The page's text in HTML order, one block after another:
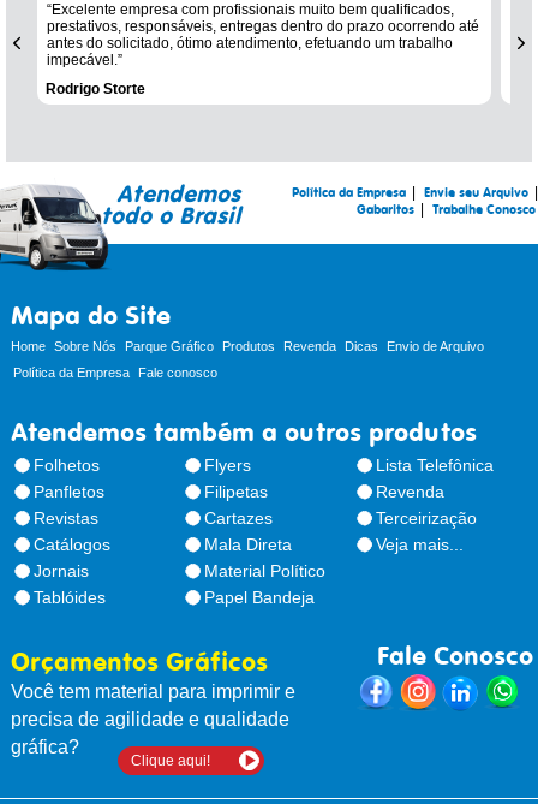
“Excelente empresa com profissionais muito bem qualificados,
prestativos, responsáveis, entregas dentro do prazo ocorrendo até
antes do solicitado, ótimo atendimento, efetuando um trabalho
impecável.”
Rodrigo Storte
Atendemos
todo o Brasil
Política da Empresa Envie seu Arquivo
Gabaritos Trabalhe Conosco
Mapa do Site
Home Sobre Nós Parque Gráfico Produtos Revenda Dicas
Envio de Arquivo
Política da Empresa
Fale conosco
Atendemos também a outros produtos
Folhetos
Panfletos
Revistas
Catálogos
Jornais
Tablóides
Flyers
Filipetas
Cartazes
Mala Direta
Material Político
Papel Bandeja
Lista Telefônica
Revenda
Terceirização
Veja mais...
Orçamentos Gráficos
Você tem material para imprimir e
precisa de agilidade e qualidade
gráfica?
Clique aqui!
Fale Conosco